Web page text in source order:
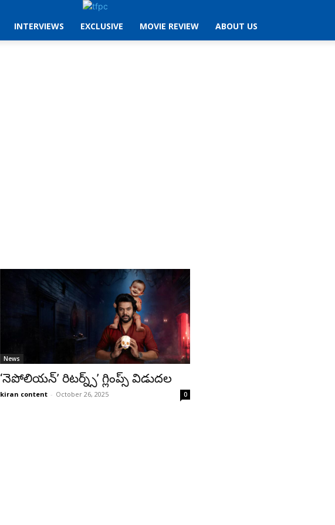
INTERVIEWS EXCLUSIVE MOVIE REVIEW ABOUT US
News
‘నెపోలియన్’ రిటర్న్స్’ గ్లింప్స్ విడుదల
kiran content - October 26, 2025 0